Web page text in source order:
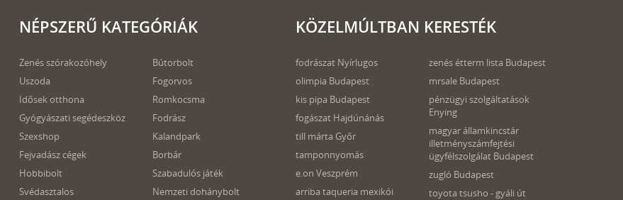
NÉPSZERŰ KATEGÓRIÁK
Zenés szórakozóhely
Uszoda
Idősek otthona
Gyógyászati segédeszköz
Szexshop
Fejvadász cégek
Hobbibolt
Svédasztalos
Bútorbolt
Fogorvos
Romkocsma
Fodrász
Kalandpark
Borbár
Szabadulós játék
Nemzeti dohánybolt
KÖZELMÚLTBAN KERESTÉK
fodrászat Nyírlugos
olimpia Budapest
kis pipa Budapest
fogászat Hajdúnánás
till márta Győr
tamponnyomás
e.on Veszprém
arriba taqueria mexikói
zenés étterm lista Budapest
mrsale Budapest
pénzügyi szolgáltatások
Enying
magyar államkincstár
illetményszámfejtési
ügyfélszolgálat Budapest
zugló Budapest
toyota tsusho - gyáli út